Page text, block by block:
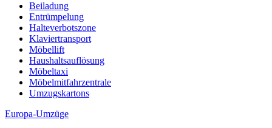
Beiladung
Entrümpelung
Halteverbotszone
Klaviertransport
Möbellift
Haushaltsauflösung
Möbeltaxi
Möbelmitfahrzentrale
Umzugskartons
Europa-Umzüge